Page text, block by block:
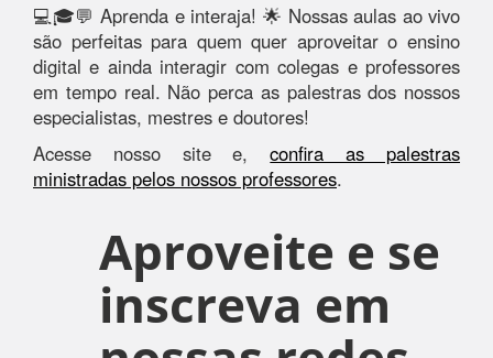
💻🎓💬 Aprenda e interaja! 🌟 Nossas aulas ao vivo
são perfeitas para quem quer aproveitar o ensino
digital e ainda interagir com colegas e professores
em tempo real. Não perca as palestras dos nossos
especialistas, mestres e doutores!
Acesse nosso site e,confira as palestras
ministradas pelos nossos professores.
Aproveite e se
inscreva em